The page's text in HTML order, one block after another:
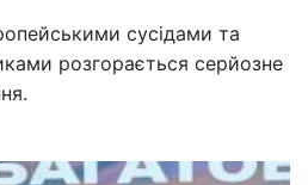
сусідами та
розгорається серйозне